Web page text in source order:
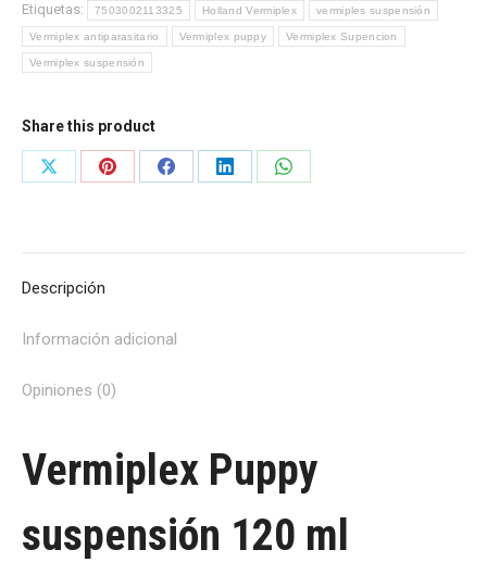
ml
cantidad
Etiquetas: 7503002113325 Holland Vermiplex vermiples suspensión
Vermiplex antiparasitario Vermiplex puppy Vermiplex Supencion
Vermiplex suspensión
Share this product
Share
Share
Share
Share
Share
Descripción
Información adicional
Opiniones (0)
Vermiplex Puppy
suspensión 120 ml